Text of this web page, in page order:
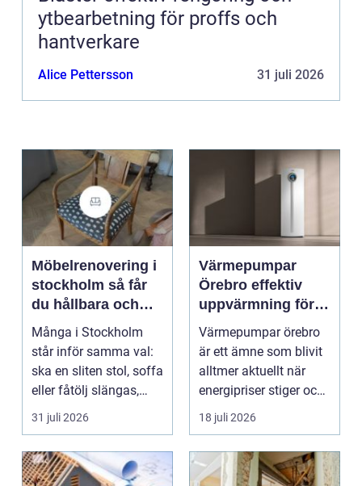
ytbearbetning för proffs och
hantverkare
Alice Pettersson 31 juli 2026
Möbelrenovering i
stockholm så får
du hållbara och
vackra möbler
Många i Stockholm
står inför samma val:
ska en sliten stol, soffa
eller fåtölj slängas,
säljas billi...
31 juli 2026
Värmepumpar
Örebro effektiv
uppvärmning för
hus och
fastigheter
Värmepumpar örebro
är ett ämne som blivit
alltmer aktuellt när
energipriser stiger och
fler vill sän...
18 juli 2026